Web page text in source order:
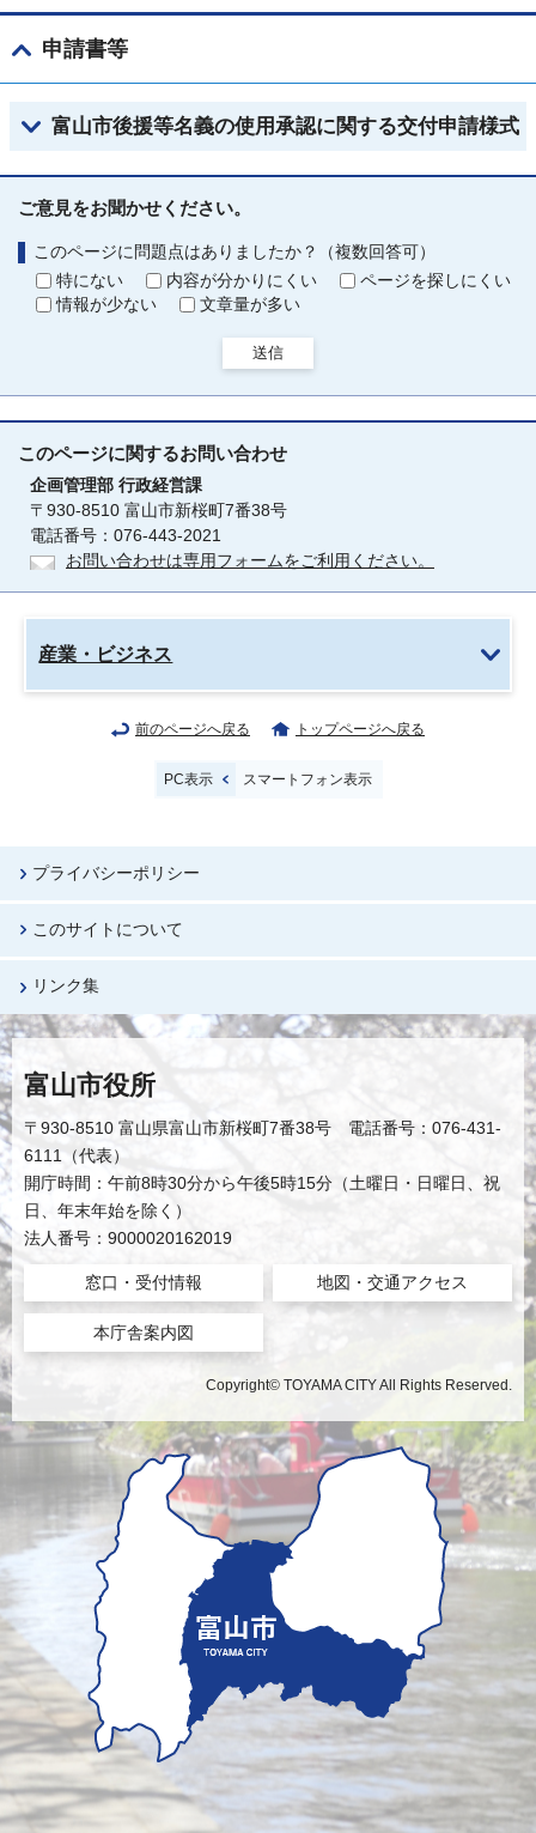
申請書等
富山市後援等名義の使用承認に関する交付申請様式
ご意見をお聞かせください。
このページに問題点はありましたか？（複数回答可）
特にない
内容が分かりにくい
ページを探しにくい
情報が少ない
文章量が多い
送信
このページに関するお問い合わせ
企画管理部 行政経営課
〒930-8510 富山市新桜町7番38号
電話番号：076-443-2021
お問い合わせは専用フォームをご利用ください。
産業・ビジネス
前のページへ戻る トップページへ戻る
PC表示 スマートフォン表示
プライバシーポリシー
このサイトについて
リンク集
富山市役所
〒930-8510 富山県富山市新桜町7番38号 電話番号：076-431-
6111（代表）
開庁時間：午前8時30分から午後5時15分（土曜日・日曜日、祝
日、年末年始を除く）
法人番号：9000020162019
窓口・受付情報 地図・交通アクセス
本庁舎案内図
Copyright© TOYAMA CITY All Rights Reserved.